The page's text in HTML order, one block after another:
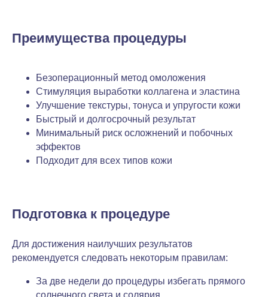
Преимущества процедуры
Безоперационный метод омоложения
Стимуляция выработки коллагена и эластина
Улучшение текстуры, тонуса и упругости кожи
Быстрый и долгосрочный результат
Минимальный риск осложнений и побочных
эффектов
Подходит для всех типов кожи
Подготовка к процедуре
Для достижения наилучших результатов
рекомендуется следовать некоторым правилам:
За две недели до процедуры избегать прямого
солнечного света и солярия